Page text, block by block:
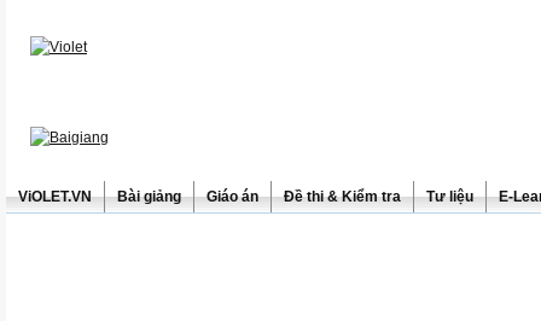
ViOLET.VN Bài giảng Giáo án Đề thi & Kiểm tra Tư liệu E-